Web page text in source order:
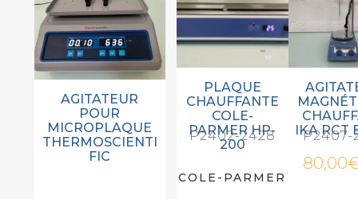
AGITATEUR
POUR
MICROPLAQUE
THERMOSCIENTI
FIC
PLAQUE
CHAUFFANTE
COLE-
PARMER HP-
200
P2402-2428
COLE-PARMER
IKA RCT
P2407-
80,00